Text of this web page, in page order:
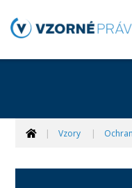
Vzory